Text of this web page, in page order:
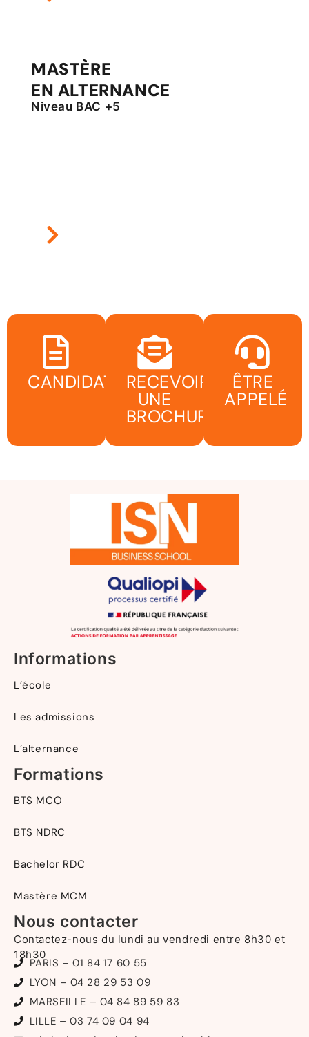
MASTÈRE
EN ALTERNANCE
Niveau BAC +5
CANDIDATERRECEVOIR
UNE
BROCHURE
ÊTRE
APPELÉ
Informations
L’école
Les admissions
L’alternance
Formations
BTS MCO
BTS NDRC
Bachelor RDC
Mastère MCM
Nous contacter
Contactez-nous du lundi au vendredi entre 8h30 et
18h30
PARIS – 01 84 17 60 55
LYON – 04 28 29 53 09
MARSEILLE – 04 84 89 59 83
LILLE – 03 74 09 04 94